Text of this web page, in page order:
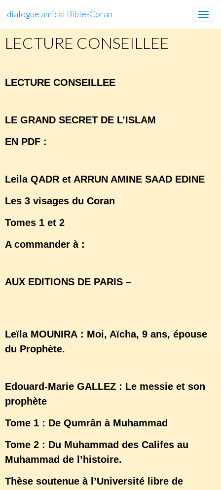
dialogue amical Bible-Coran
LECTURE CONSEILLEE
LECTURE CONSEILLEE
LE GRAND SECRET DE L’ISLAM
EN PDF :
Leila QADR et ARRUN AMINE SAAD EDINE
Les 3 visages du Coran
Tomes 1 et 2
A commander à :
AUX EDITIONS DE PARIS –
Leïla MOUNIRA : Moi, Aïcha, 9 ans, épouse
du Prophète.
Edouard-Marie GALLEZ : Le messie et son
prophète
Tome 1 : De Qumrân à Muhammad
Tome 2 : Du Muhammad des Califes au
Muhammad de l’histoire.
Thèse soutenue à l’Université libre de